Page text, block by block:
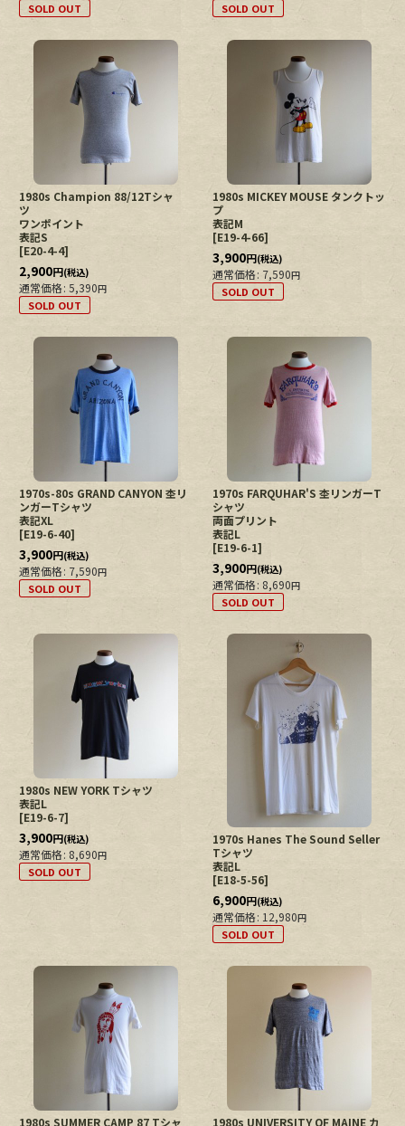
SOLD OUT SOLD OUT
1980s Champion 88/12Tシャ
ツ
ワンポイント
表記S
[E20-4-4]
2,900円(税込)
通常価格: 5,390円
SOLD OUT
1980s MICKEY MOUSE タンクトッ
プ
表記M
[E19-4-66]
3,900円(税込)
通常価格: 7,590円
SOLD OUT
1970s-80s GRAND CANYON 杢リ
ンガーTシャツ
表記XL
[E19-6-40]
3,900円(税込)
通常価格: 7,590円
SOLD OUT
1970s FARQUHAR'S 杢リンガーT
シャツ
両面プリント
表記L
[E19-6-1]
3,900円(税込)
通常価格: 8,690円
SOLD OUT
1980s NEW YORK Tシャツ
表記L
[E19-6-7]
3,900円(税込)
通常価格: 8,690円
SOLD OUT
1970s Hanes The Sound Seller
Tシャツ
表記L
[E18-5-56]
6,900円(税込)
通常価格: 12,980円
SOLD OUT
1980s SUMMER CAMP 87 Tシャ 1980s UNIVERSITY OF MAINE カ